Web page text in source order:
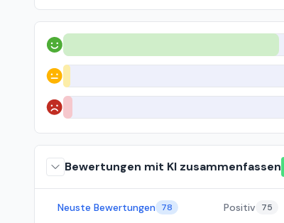
Positiv
Neutral
Negativ
Bewertungen mit KI zusammenfassen
Neuste Bewertungen 78 Positiv 75